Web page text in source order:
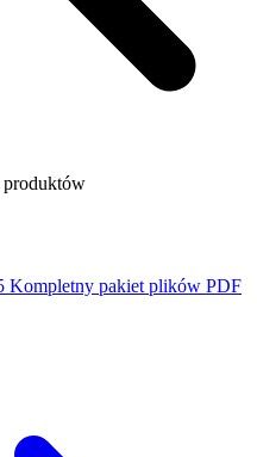
produktów
Kompletny pakiet plików PDF